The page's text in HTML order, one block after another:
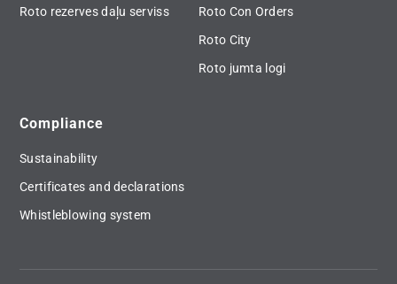
Roto rezerves daļu serviss
Roto Con Orders
Roto City
Roto jumta logi
Compliance
Sustainability
Certificates and declarations
Whistleblowing system